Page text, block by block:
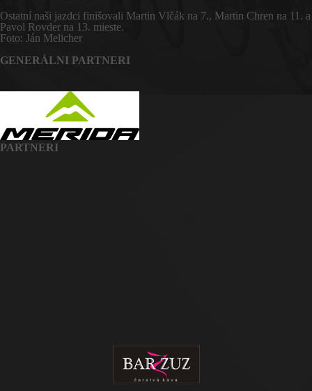
Ostatní naši jazdci finišovali Martin Vlčák na 7., Martin Chren na 11. a
Pavol Rovder na 13. mieste.
Foto: Ján Melicher
GENERÁLNI PARTNERI
PARTNERI